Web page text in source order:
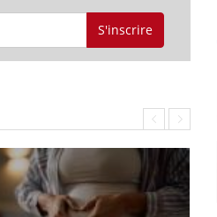
S'inscrire